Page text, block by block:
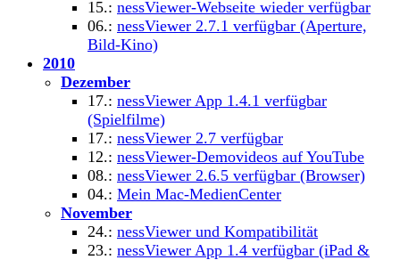
15.: nessViewer-Webseite wieder verfügbar
06.: nessViewer 2.7.1 verfügbar (Aperture,
Bild-Kino)
2010
Dezember
17.: nessViewer App 1.4.1 verfügbar
(Spielfilme)
17.: nessViewer 2.7 verfügbar
12.: nessViewer-Demovideos auf YouTube
08.: nessViewer 2.6.5 verfügbar (Browser)
04.: Mein Mac-MedienCenter
November
24.: nessViewer und Kompatibilität
23.: nessViewer App 1.4 verfügbar (iPad &